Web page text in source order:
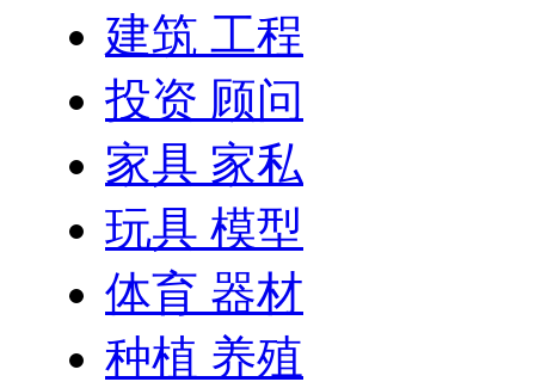
建筑 工程
投资 顾问
家具 家私
玩具 模型
体育 器材
种植 养殖